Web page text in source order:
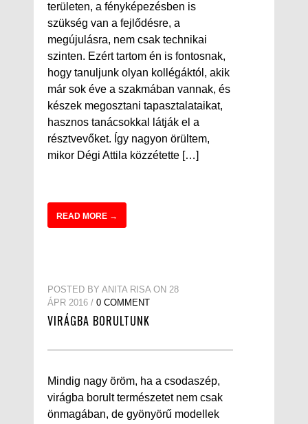
területen, a fényképezésben is
szükség van a fejlődésre, a
megújulásra, nem csak technikai
szinten. Ezért tartom én is fontosnak,
hogy tanuljunk olyan kollégáktól, akik
már sok éve a szakmában vannak, és
készek megosztani tapasztalataikat,
hasznos tanácsokkal látják el a
résztvevőket. Így nagyon örültem,
mikor Dégi Attila közzétette […]
READ MORE →
POSTED BY ANITA RISA ON 28
ÁPR 2016 / 0 COMMENT
VIRÁGBA BORULTUNK
Mindig nagy öröm, ha a csodaszép,
virágba borult természetet nem csak
önmagában, de gyönyörű modellek